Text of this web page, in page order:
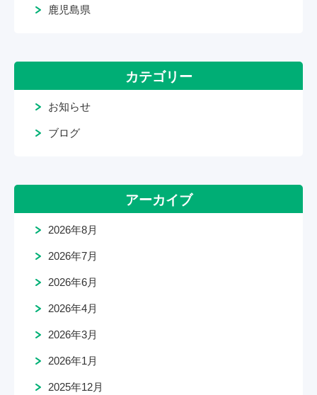
鹿児島県
カテゴリー
お知らせ
ブログ
アーカイブ
2026年8月
2026年7月
2026年6月
2026年4月
2026年3月
2026年1月
2025年12月